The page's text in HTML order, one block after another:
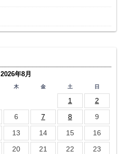
2026年8月
木 金 土 日
1
2
6 7 8
9
13 14 15
16
20 21 22
23